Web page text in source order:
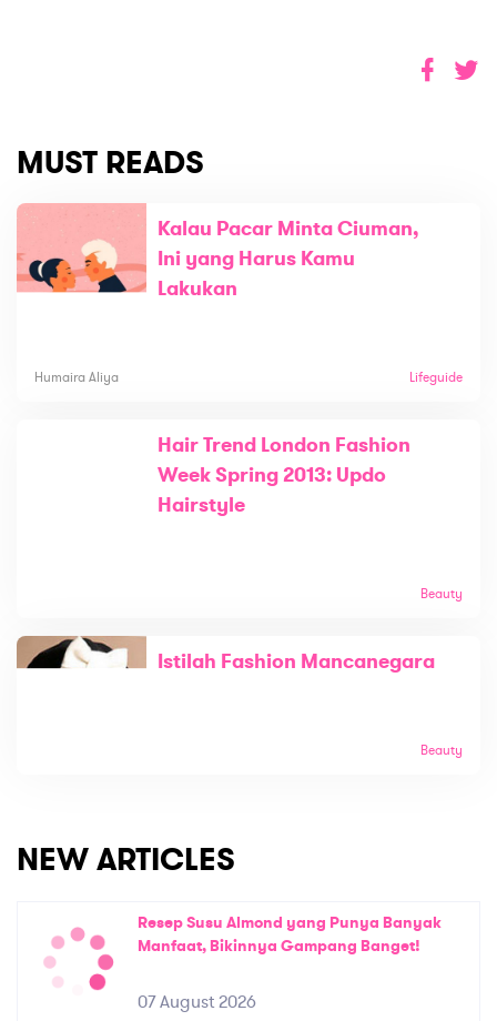
MUST READS
Kalau Pacar Minta Ciuman,
Ini yang Harus Kamu
Lakukan
Humaira Aliya Lifeguide
Hair Trend London Fashion
Week Spring 2013: Updo
Hairstyle
Beauty
Istilah Fashion Mancanegara
Beauty
NEW ARTICLES
Resep Susu Almond yang Punya Banyak
Manfaat, Bikinnya Gampang Banget!
07 August 2026